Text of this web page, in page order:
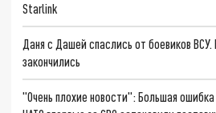
Starlink
Даня с Дашей спаслись от боевиков
закончились
"Очень плохие новости": Большая